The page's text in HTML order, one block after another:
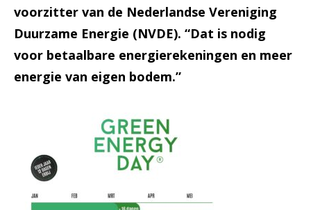
voorzitter van de Nederlandse Vereniging
Duurzame Energie (NVDE). “Dat is nodig
voor betaalbare energierekeningen en meer
energie van eigen bodem.”